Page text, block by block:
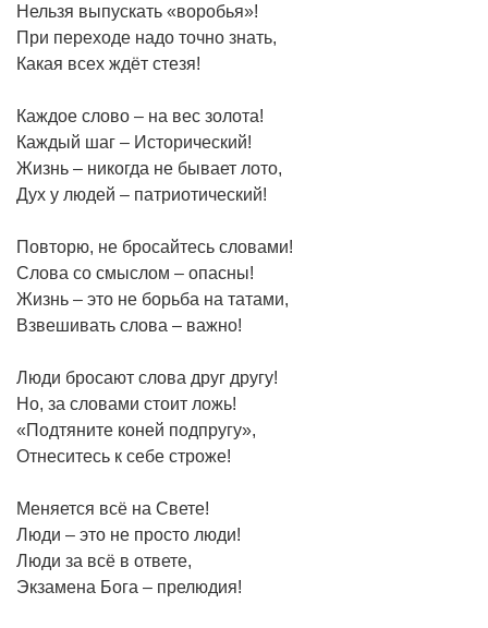
Нельзя выпускать «воробья»!
При переходе надо точно знать,
Какая всех ждёт стезя!
Каждое слово – на вес золота!
Каждый шаг – Исторический!
Жизнь – никогда не бывает лото,
Дух у людей – патриотический!
Повторю, не бросайтесь словами!
Слова со смыслом – опасны!
Жизнь – это не борьба на татами,
Взвешивать слова – важно!
Люди бросают слова друг другу!
Но, за словами стоит ложь!
«Подтяните коней подпругу»,
Отнеситесь к себе строже!
Меняется всё на Свете!
Люди – это не просто люди!
Люди за всё в ответе,
Экзамена Бога – прелюдия!